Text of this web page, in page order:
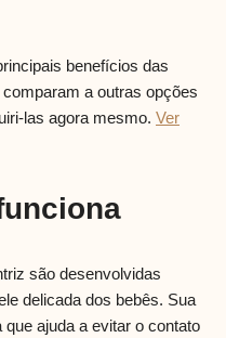
benefícios das
a outras opções
las agora mesmo. Ver
são desenvolvidas
delicada dos bebês. Sua
ajuda a evitar o contato